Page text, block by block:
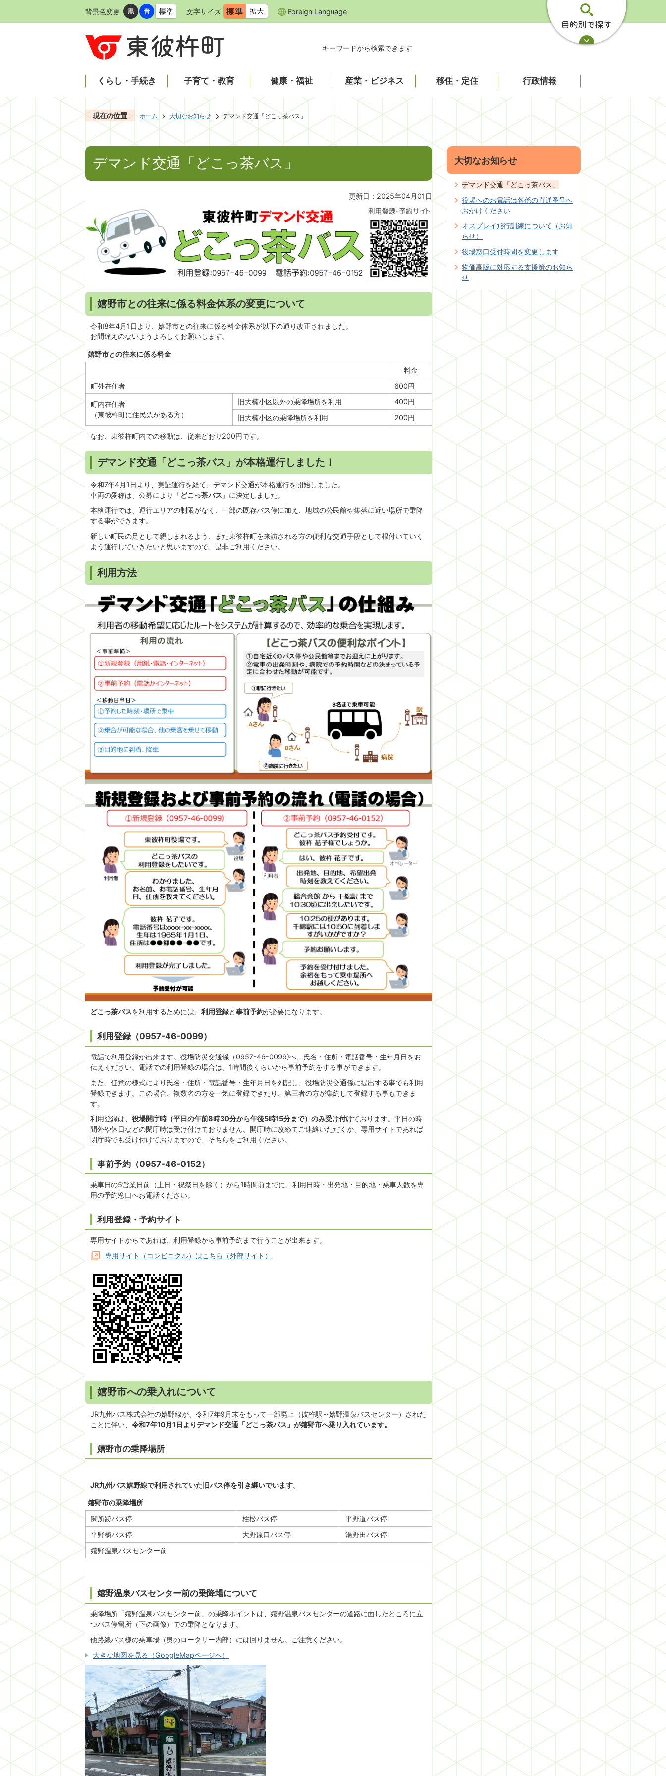
背景色変更 文字サイズ Foreign Language
キーワードから検索できます
くらし・手続き 子育て・教育 健康・福祉 産業・ビジネス 移住・定住 行政情報
現在の位置 ホーム 大切なお知らせ デマンド交通「どこっ茶バス」
デマンド交通「どこっ茶バス」
更新日：2025年04月01日
嬉野市との往来に係る料金体系の変更について
令和8年4月1日より、嬉野市との往来に係る料金体系が以下の通り改正されました。
お間違えのないようよろしくお願いします。
嬉野市との往来に係る料金
料金
町外在住者
600円
町内在住者
（東彼杵町に住民票がある方）
旧大楠小区以外の乗降場所を利用
400円
旧大楠小区の乗降場所を利用
200円
なお、東彼杵町内での移動は、従来どおり200円です。
デマンド交通「どこっ茶バス」が本格運行しました！
令和7年4月1日より、実証運行を経て、デマンド交通が本格運行を開始しました。
車両の愛称は、公募により「どこっ茶バス 」に決定しました。
本格運行では、運行エリアの制限がなく、一部の既存バス停に加え、地域の公民館や集落に近い場所で乗降
する事ができます。
新しい町民の足として親しまれるよう、また東彼杵町を来訪される方の便利な交通手段として根付いていく
よう運行していきたいと思いますので、是非ご利用ください。
利用方法
どこっ茶バスを利用するためには、 利用登録と事前予約が必要になります。
利用登録（0957-46-0099）
電話で利用登録が出来ます。役場防災交通係（0957-46-0099)へ、氏名・住所・電話番号・生年月日をお
伝えください。電話での利用登録の場合は、1時間後くらいから事前予約をする事ができます。
また、任意の様式により氏名・住所・電話番号・生年月日を列記し、役場防災交通係に提出する事でも利用
登録できます。この場合、複数名の方を一気に登録できたり、第三者の方が集約して登録する事もできま
す。
利用登録は、 役場開庁時（平日の午前8時30分から午後5時15分まで）のみ受け付けております。平日の時
間外や休日などの閉庁時は受け付けておりません。開庁時に改めてご連絡いただくか、専用サイトであれば
閉庁時でも受け付けておりますので、そちらをご利用ください。
事前予約（0957-46-0152）
乗車日の5営業日前（土日・祝祭日を除く）から1時間前までに、利用日時・出発地・目的地・乗車人数を専
用の予約窓口へお電話ください。
利用登録・予約サイト
専用サイトからであれば、利用登録から事前予約まで行うことが出来ます。
専用サイト（コンビニクル）はこちら（外部サイト）
嬉野市への乗入れについて
JR九州バス株式会社の嬉野線が、令和7年9月末をもって一部廃止（彼杵駅～嬉野温泉バスセンター）された
ことに伴い、 令和7年10月1日よりデマンド交通「どこっ茶バス」が嬉野市へ乗り入れています。
嬉野市の乗降場所
JR九州バス嬉野線で利用されていた旧バス停を引き継いでいます。
嬉野市の乗降場所
関所跡バス停
柱松バス停
平野道バス停
平野橋バス停
大野原口バス停
湯野田バス停
嬉野温泉バスセンター前
嬉野温泉バスセンター前の乗降場について
乗降場所「嬉野温泉バスセンター前」の乗降ポイントは、嬉野温泉バスセンターの道路に面したところに立
つバス停留所（下の画像）での乗降となります。
他路線バス様の乗車場（奥のロータリー内部）には回りません。ご注意ください。
大きな地図を見る（GoogleMapページへ）
大切なお知らせ
デマンド交通「どこっ茶バス」
役場へのお電話は各係の直通番号へ
おかけください
オスプレイ飛行訓練について（お知
らせ）
役場窓口受付時間を変更します
物価高騰に対応する支援策のお知ら
せ